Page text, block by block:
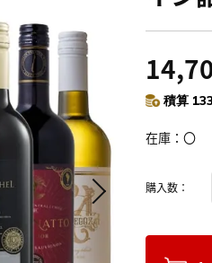
積算
在庫 〇
購入数：